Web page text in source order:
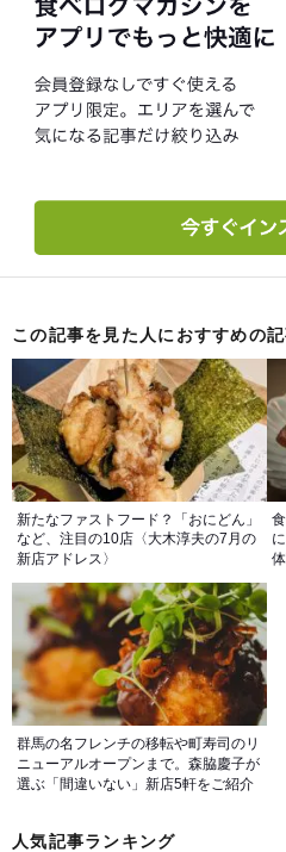
この記事を見た人におすすめの
新たなファストフード？「おにどん」
など、注目の10店〈大木淳夫の7月の
新店アドレス〉
群馬の名フレンチの移転や町寿司のリ
ニューアルオープンまで。森脇慶子が
選ぶ「間違いない」新店5軒をご紹介
人気記事ランキング